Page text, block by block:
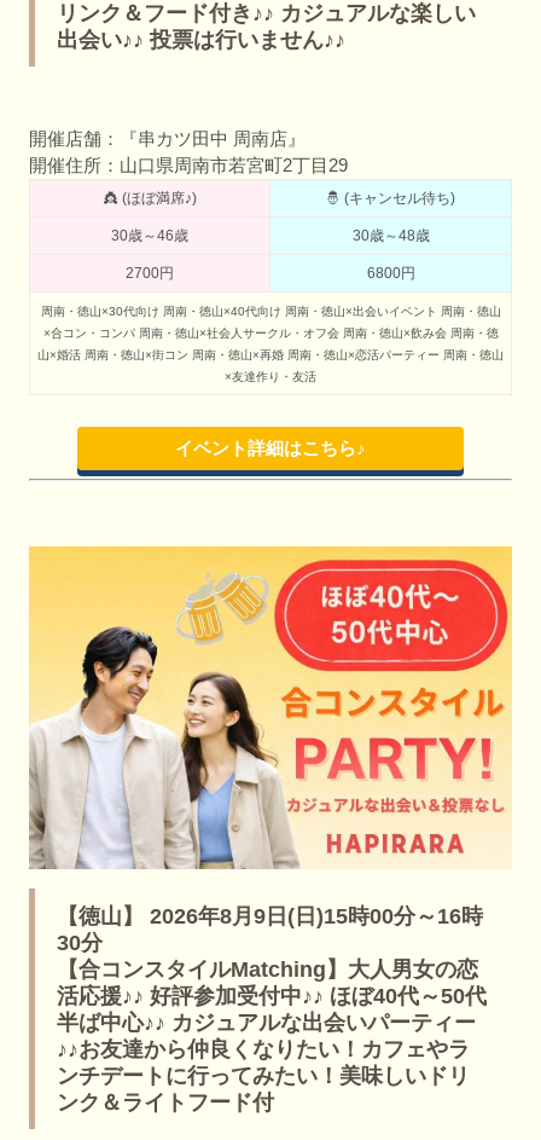
リンク＆フード付き♪♪ カジュアルな楽しい
出会い♪♪ 投票は行いません♪♪
開催店舗：『串カツ田中 周南店』
開催住所：山口県周南市若宮町2丁目29
👸 (ほぼ満席♪) 🤴 (キャンセル待ち)
30歳～46歳 30歳～48歳
2700円 6800円
周南・徳山×30代向け 周南・徳山×40代向け 周南・徳山×出会いイベント 周南・徳山
×合コン・コンパ 周南・徳山×社会人サークル・オフ会 周南・徳山×飲み会 周南・徳
山×婚活 周南・徳山×街コン 周南・徳山×再婚 周南・徳山×恋活パーティー 周南・徳山
×友達作り・友活
イベント詳細はこちら♪
【徳山】 2026年8月9日(日)15時00分～16時
30分
【合コンスタイルMatching】大人男女の恋
活応援♪♪ 好評参加受付中♪♪ ほぼ40代～50代
半ば中心♪♪ カジュアルな出会いパーティー
♪♪お友達から仲良くなりたい！カフェやラ
ンチデートに行ってみたい！美味しいドリ
ンク＆ライトフード付